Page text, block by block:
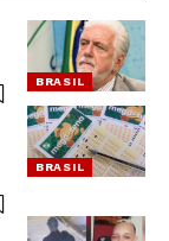
BRASIL
BRASIL